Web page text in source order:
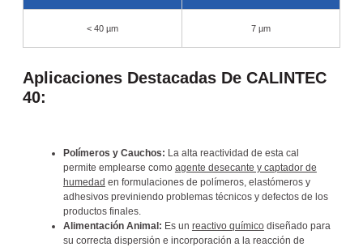
< 40 µm 7 µm
Aplicaciones Destacadas De CALINTEC
40:
Polímeros y Cauchos: La alta reactividad de esta cal
permite emplearse como agente desecante y captador de
humedad en formulaciones de polímeros, elastómeros y
adhesivos previniendo problemas técnicos y defectos de los
productos finales.
Alimentación Animal: Es un reactivo químicodiseñado para
su correcta dispersión e incorporación a la reacción de